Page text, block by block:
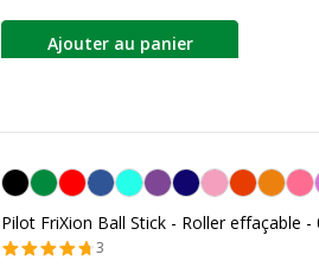
Ajouter au panier
Noir
Pilot FriXion Ball Stick - Roller effaçable
3